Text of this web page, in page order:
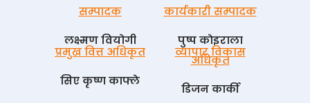
सम्पादक
लक्ष्मण वियोगी
कार्यकारी सम्पादक
पुष्प काेइराला
प्रमुख वित्त अधिकृत
सिए कृष्ण काफ्ले
व्यापार विकास
अधिकृत
डिजन कार्की